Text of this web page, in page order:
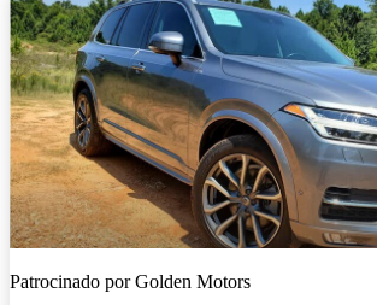
Patrocinado porGolden Motors